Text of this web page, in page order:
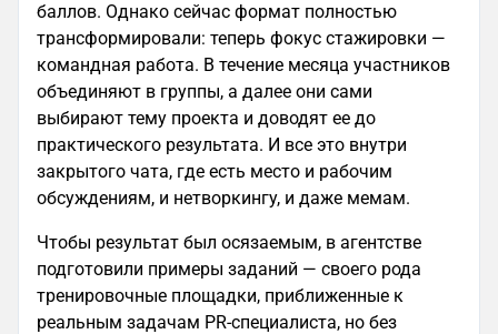
баллов. Однако сейчас формат полностью
трансформировали: теперь фокус стажировки —
командная работа. В течение месяца участников
объединяют в группы, а далее они сами
выбирают тему проекта и доводят ее до
практического результата. И все это внутри
закрытого чата, где есть место и рабочим
обсуждениям, и нетворкингу, и даже мемам.
Чтобы результат был осязаемым, в агентстве
подготовили примеры заданий — своего рода
тренировочные площадки, приближенные к
реальным задачам PR-специалиста, но без